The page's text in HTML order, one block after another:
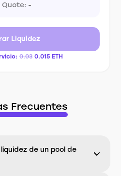
Quote: -
Liquidez
0.03 0.015 ETH
Frecuentes
de un pool de